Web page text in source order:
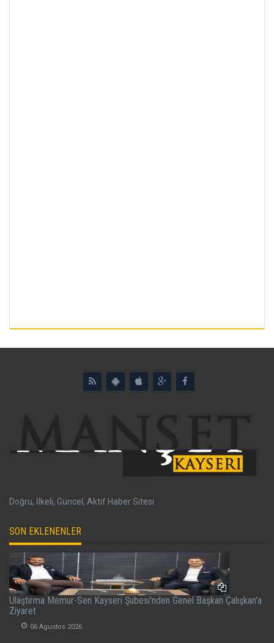
Doğru, İlkeli, Güncel, Aktif Haber Sitesi
SON EKLENENLER
Ulaştırma Memur-Sen Kayseri Şubesi'nden Genel Başkan Çalışkan'a
Ziyaret
06 Agustos 2026